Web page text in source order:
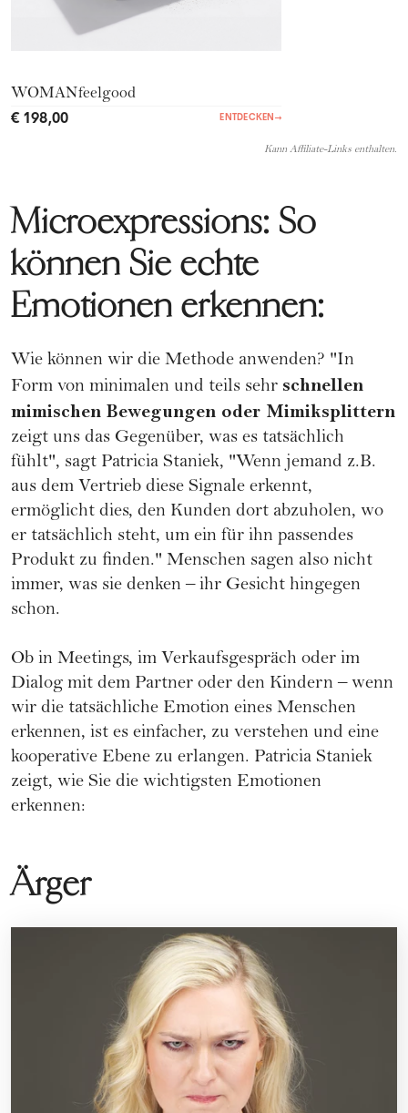
WOMANfeelgood
€ 198,00 ENTDECKEN→
Kann Affiliate-Links enthalten.
Microexpressions: So
können Sie echte
Emotionen erkennen:
Wie können wir die Methode anwenden? "In
Form von minimalen und teils sehr schnellen
mimischen Bewegungen oder Mimiksplittern
zeigt uns das Gegenüber, was es tatsächlich
fühlt", sagt Patricia Staniek, "Wenn jemand z.B.
aus dem Vertrieb diese Signale erkennt,
ermöglicht dies, den Kunden dort abzuholen, wo
er tatsächlich steht, um ein für ihn passendes
Produkt zu finden." Menschen sagen also nicht
immer, was sie denken – ihr Gesicht hingegen
schon.
Ob in Meetings, im Verkaufsgespräch oder im
Dialog mit dem Partner oder den Kindern – wenn
wir die tatsächliche Emotion eines Menschen
erkennen, ist es einfacher, zu verstehen und eine
kooperative Ebene zu erlangen. Patricia Staniek
zeigt, wie Sie die wichtigsten Emotionen
erkennen:
Ärger